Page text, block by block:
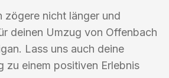
zögere nicht länger und
deinen Umzug von Offenbach
Lass uns auch deine
zu einem positiven Erlebnis